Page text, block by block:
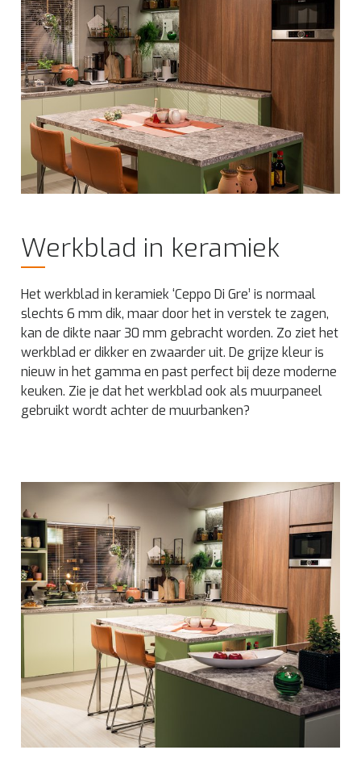
Werkblad in keramiek
Het werkblad in keramiek ‘Ceppo Di Gre’ is normaal
slechts 6 mm dik, maar door het in verstek te zagen,
kan de dikte naar 30 mm gebracht worden. Zo ziet het
werkblad er dikker en zwaarder uit. De grijze kleur is
nieuw in het gamma en past perfect bij deze moderne
keuken. Zie je dat het werkblad ook als muurpaneel
gebruikt wordt achter de muurbanken?